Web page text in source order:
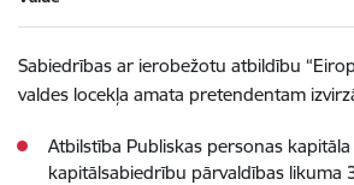
Sabiedrības ar ierobežotu atbildību
valdes locekļa amata pretendentam
Atbilstība Publiskas personas
kapitālsabiedrību pārvaldības likuma